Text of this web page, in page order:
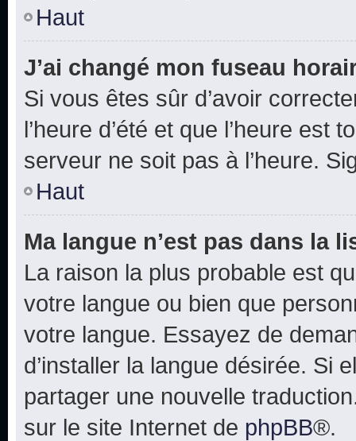
Haut
J’ai changé mon fuseau
Si vous êtes sûr d’avoir
l’heure d’été et que l’heure est
serveur ne soit pas à l’heure.
Haut
Ma langue n’est pas dans la
La raison la plus probable est
votre langue ou bien que
votre langue. Essayez de
d’installer la langue désirée. Si
partager une nouvelle
sur le site Internet de phpBB®.